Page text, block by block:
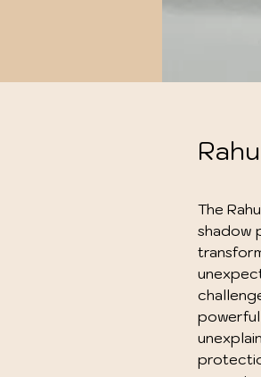
The
shadow
powerful